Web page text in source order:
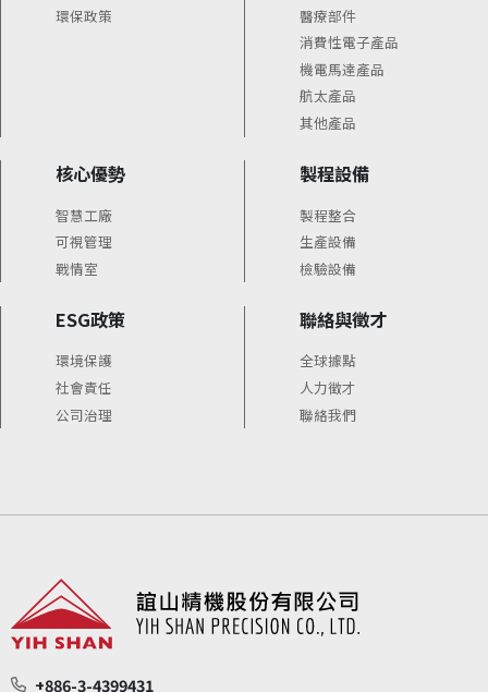
環保政策
醫療部件
消費性電子產品
機電馬達產品
航太產品
其他產品
核心優勢
智慧工廠
可視管理
戰情室
製程設備
製程整合
生產設備
檢驗設備
ESG政策
環境保護
社會責任
公司治理
聯絡與徵才
全球據點
人力徵才
聯絡我們
+886-3-4399431